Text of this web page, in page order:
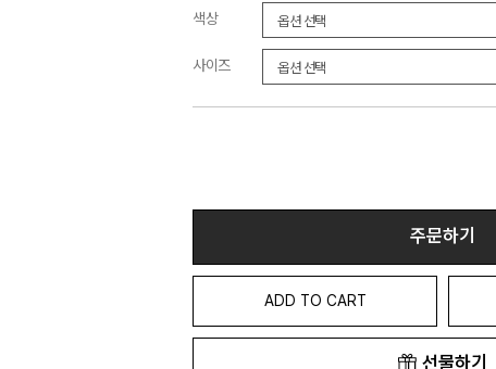
색상
사이즈
주문하기
ADD TO CART
선물하기